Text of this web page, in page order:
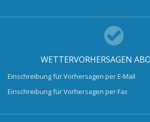
WETTERVORHERSAGEN
Einschreibung für Vorhersagen per E-Mail
Einschreibung für Vorhersagen per Fax